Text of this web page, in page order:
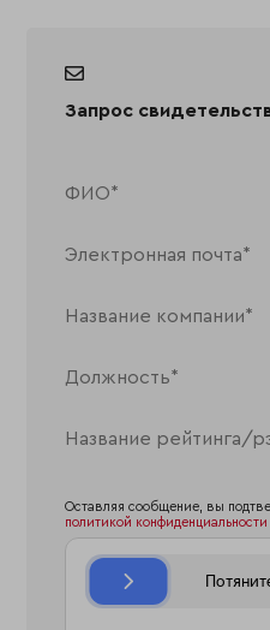
Запрос
Оставляя сообщение, вы
политикой конфиденциальности